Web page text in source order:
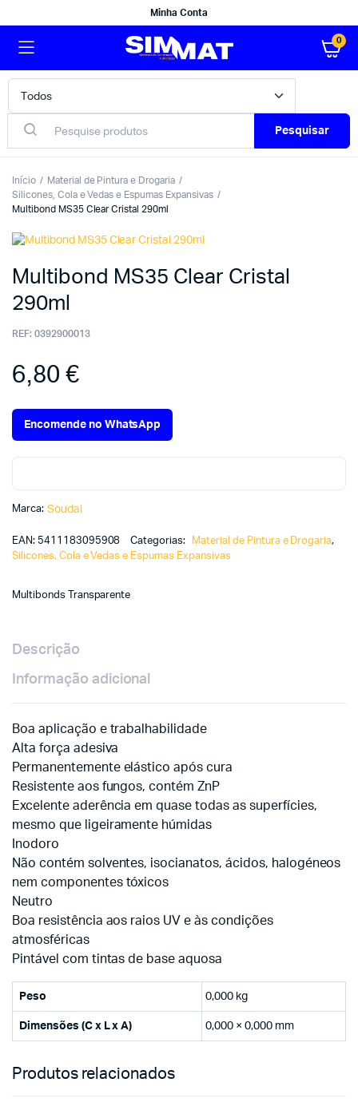
Minha Conta
0
Pesquisar
Início
Material de Pintura e Drogaria
Silicones, Cola e Vedas e Espumas Expansivas
Multibond MS35 Clear Cristal 290ml
Multibond MS35 Clear Cristal
290ml
REF: 0392900013
6,80€
Encomende no WhatsApp
Marca: Soudal
EAN: 5411183095908 Categorias: Material de Pintura e Drogaria,
Silicones, Cola e Vedas e Espumas Expansivas
Multibonds Transparente
Descrição
Informação adicional
Boa aplicação e trabalhabilidade
Alta força adesiva
Permanentemente elástico após cura
Resistente aos fungos, contém ZnP
Excelente aderência em quase todas as superfícies,
mesmo que ligeiramente húmidas
Inodoro
Não contém solventes, isocianatos, ácidos, halogéneos
nem componentes tóxicos
Neutro
Boa resistência aos raios UV e às condições
atmosféricas
Pintável com tintas de base aquosa
Peso 0,000 kg
Dimensões (C x L x A) 0,000 × 0,000 mm
Produtos relacionados